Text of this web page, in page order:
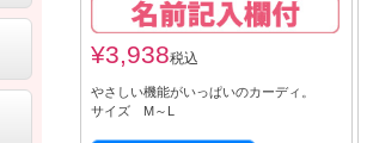
¥3,938税込
やさしい機能がいっぱいのカーディ。
サイズ M～L